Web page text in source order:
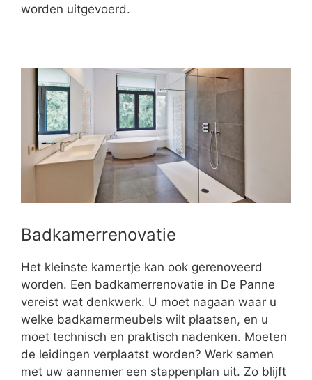
worden uitgevoerd.
Badkamerrenovatie
Het kleinste kamertje kan ook gerenoveerd
worden. Een badkamerrenovatie in De Panne
vereist wat denkwerk. U moet nagaan waar u
welke badkamermeubels wilt plaatsen, en u
moet technisch en praktisch nadenken. Moeten
de leidingen verplaatst worden? Werk samen
met uw aannemer een stappenplan uit. Zo blijft